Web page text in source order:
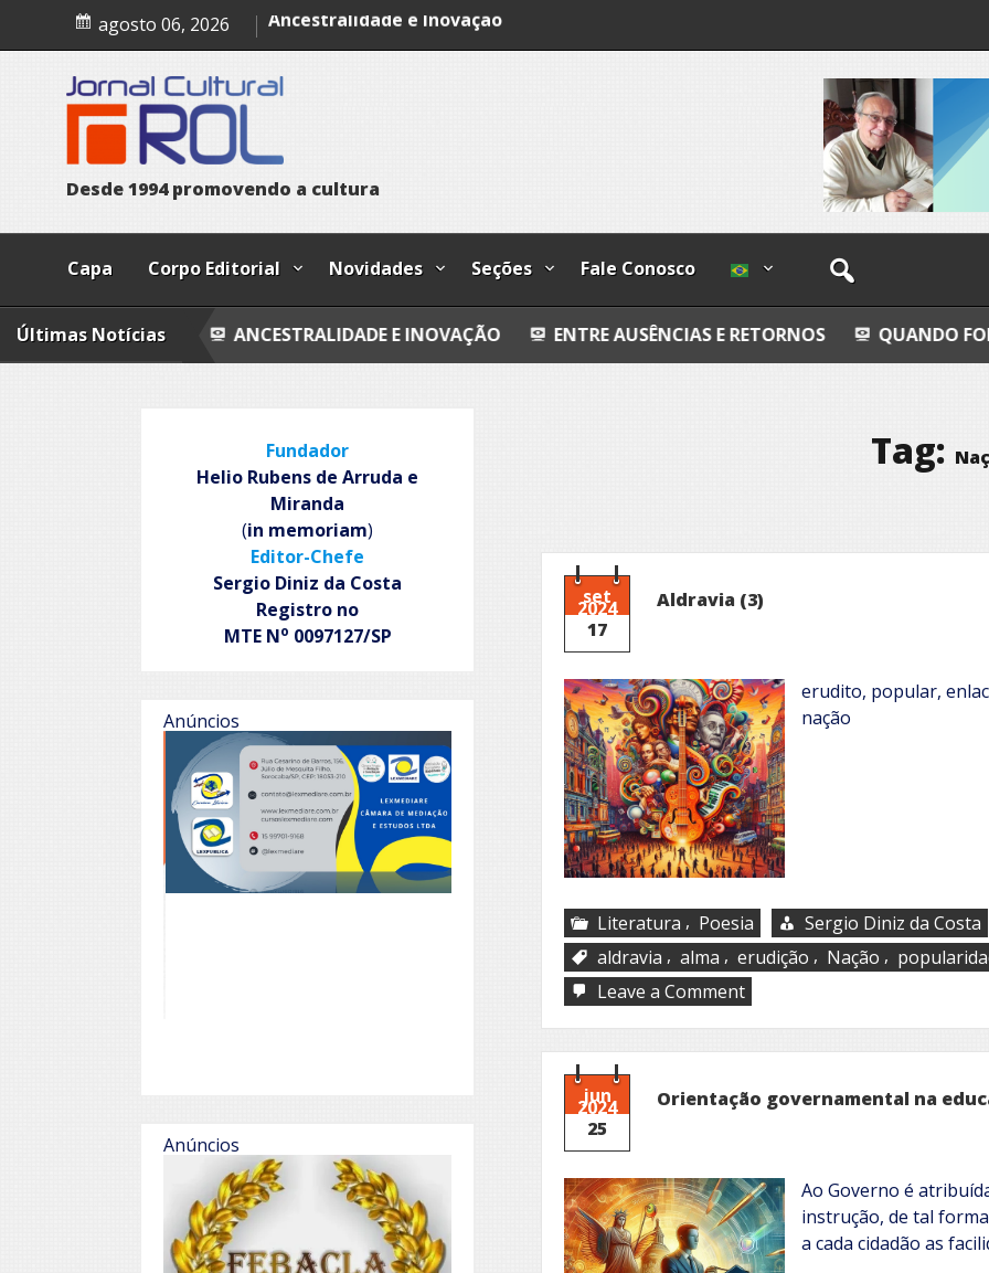
content
agosto 06, 2026
O Som das Cores
Ancestralidade e Inovação
Entre ausências e retornos
Palácio dos inocentes
Desde1994 promovendo a cultura
Capa Corpo Editorial Novidades Seções Fale Conosco
Últimas NotíciasANCESTRALIDADE E INOVAÇÃO ENTRE AUSÊNCIAS E RETORNOS QUANDO FORES EMBORA
Tag:
set
2024
17
Aldravia (3)
erudito, popular,
nação
Literatura , Poesia
Sergio Diniz da Costa
aldravia , alma , erudição , Nação ,
Leave a Commenton
Aldravia
(3)
jun
2024
25
Orientação governamental na
Ao Governo é
instrução, de tal
a cada cidadão as
Fundador
Helio Rubens de Arruda e
Miranda
(in memoriam)
Editor-Chefe
Sergio Diniz da Costa
Registro no
MTE No 0097127/SP
Anúncios
Anúncios